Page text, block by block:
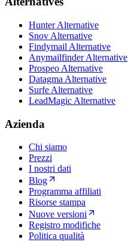
Hunter Alternative
Snov Alternative
Findymail Alternative
Anymailfinder Alternative
Prospeo Alternative
Datagma Alternative
Surfe Alternative
LeadMagic Alternative
Azienda
Chi siamo
Prezzi
I nostri dati
Blog
Programma affiliati
Risorse stampa
Nuove versioni
Registro modifiche
Politica qualità